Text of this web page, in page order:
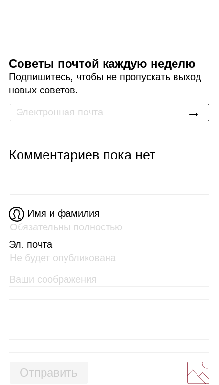
Советы почтой каждую неделю
Подпишитесь, чтобы не пропускать выход
новых советов.
→
Комментариев пока нет
Имя и фамилия
Эл. почта
Отправить